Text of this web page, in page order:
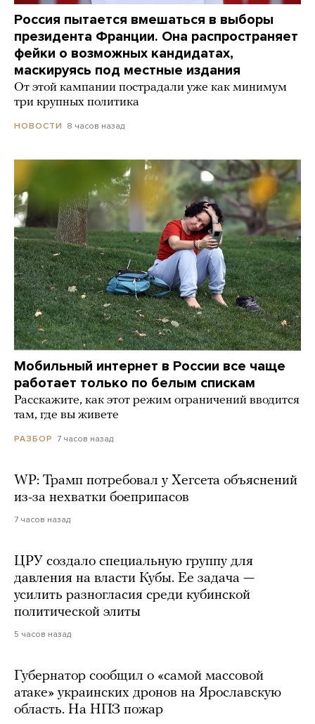
Россия пытается вмешаться в выборы
президента Франции. Она распространяет
фейки о возможных кандидатах,
маскируясь под местные издания
От этой кампании пострадали уже как минимум
три крупных политика
НОВОСТИ 8 часов назад
Мобильный интернет в России все чаще
работает только по белым спискам
Расскажите, как этот режим ограничений вводится
там, где вы живете
РАЗБОР 7 часов назад
WP: Трамп потребовал у Хегсета объяснений
из-за нехватки боеприпасов
7 часов назад
ЦРУ создало специальную группу для
давления на власти Кубы. Ее задача —
усилить разногласия среди кубинской
политической элиты
5 часов назад
Губернатор сообщил о «самой массовой
атаке» украинских дронов на Ярославскую
область. На НПЗ пожар